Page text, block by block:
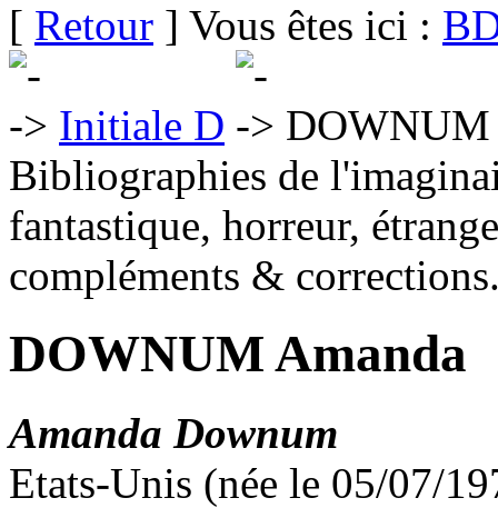
[ Retour ] Vous êtes ici :
Initiale D
DOWNUM
Bibliographies de
fantastique, horreur,
compléments &
DOWNUM Amanda
Amanda Downum
Etats-Unis (née le 05/07/